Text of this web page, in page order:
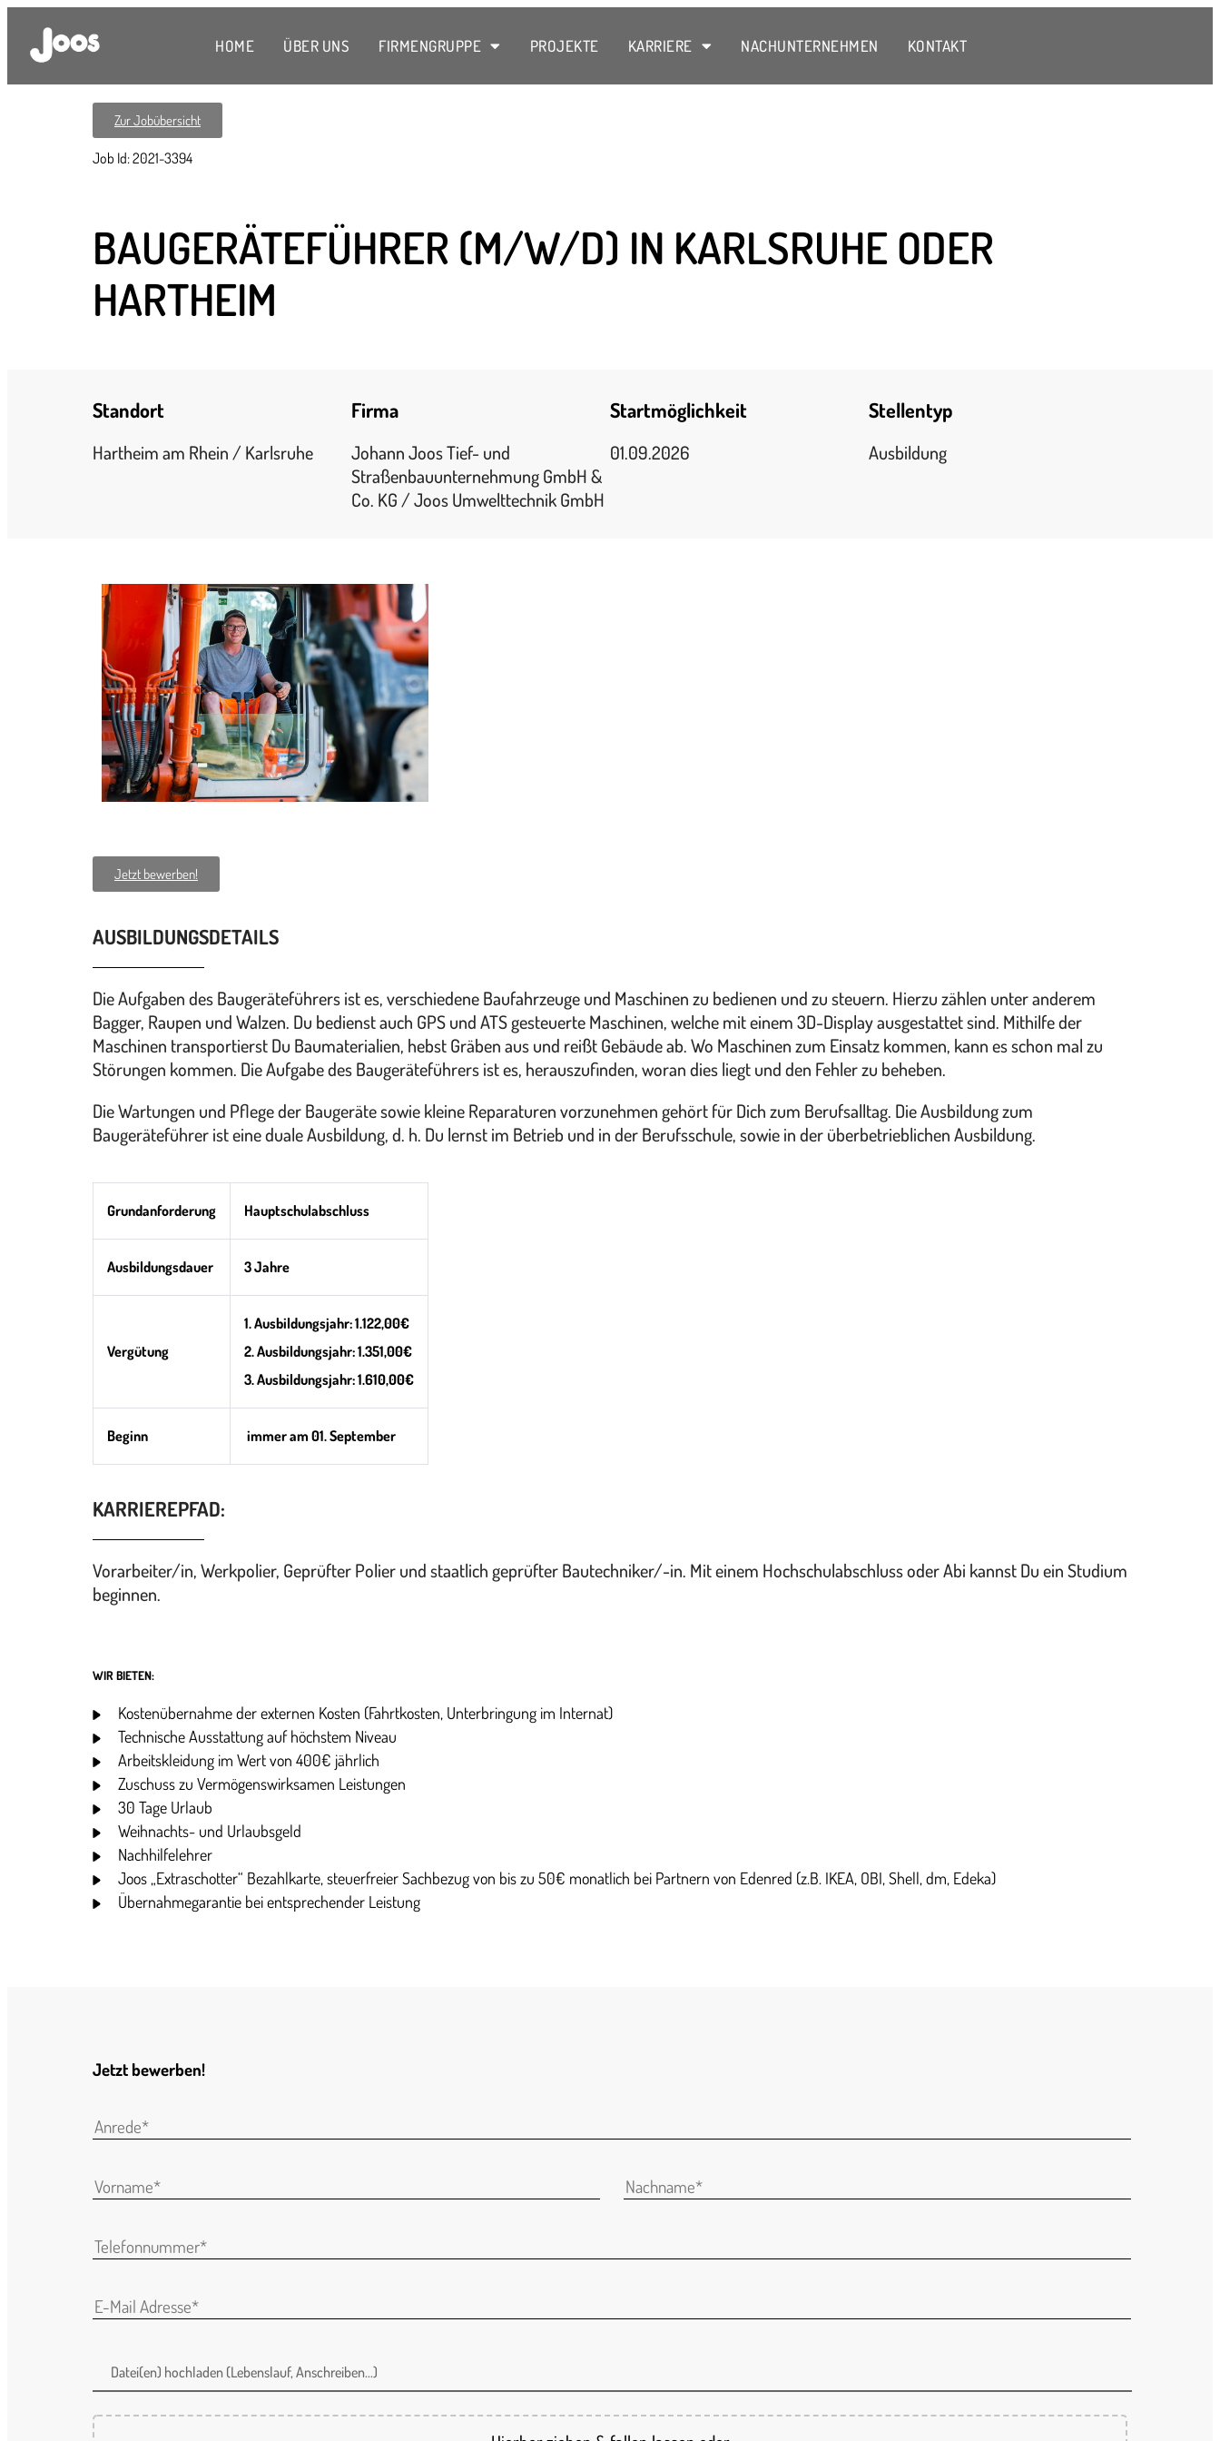
HOME ÜBER UNS FIRMENGRUPPE PROJEKTE KARRIERE NACHUNTERNEHMEN KONTAKT
Zur Jobübersicht
Job Id: 2021-3394
BAUGERÄTEFÜHRER (M/W/D) IN KARLSRUHE ODER
HARTHEIM
Standort
Hartheim am Rhein / Karlsruhe
Firma
Johann Joos Tief- und
Straßenbauunternehmung GmbH &
Co. KG / Joos Umwelttechnik GmbH
Startmöglichkeit
01.09.2026
Stellentyp
Ausbildung
Jetzt bewerben!
AUSBILDUNGSDETAILS
Die Aufgaben des Baugeräteführers ist es, verschiedene Baufahrzeuge und Maschinen zu bedienen und zu steuern. Hierzu zählen unter anderem
Bagger, Raupen und Walzen. Du bedienst auch GPS und ATS gesteuerte Maschinen, welche mit einem 3D-Display ausgestattet sind. Mithilfe der
Maschinen transportierst Du Baumaterialien, hebst Gräben aus und reißt Gebäude ab. Wo Maschinen zum Einsatz kommen, kann es schon mal zu
Störungen kommen. Die Aufgabe des Baugeräteführers ist es, herauszufinden, woran dies liegt und den Fehler zu beheben.
Die Wartungen und Pflege der Baugeräte sowie kleine Reparaturen vorzunehmen gehört für Dich zum Berufsalltag. Die Ausbildung zum
Baugeräteführer ist eine duale Ausbildung, d. h. Du lernst im Betrieb und in der Berufsschule, sowie in der überbetrieblichen Ausbildung.
Grundanforderung Hauptschulabschluss
Ausbildungsdauer 3 Jahre
Vergütung
1. Ausbildungsjahr: 1.122,00€
2. Ausbildungsjahr: 1.351,00€
3. Ausbildungsjahr: 1.610,00€
Beginn immer am 01. September
KARRIEREPFAD:
Vorarbeiter/in, Werkpolier, Geprüfter Polier und staatlich geprüfter Bautechniker/-in. Mit einem Hochschulabschluss oder Abi kannst Du ein Studium
beginnen.
WIR BIETEN:
Kostenübernahme der externen Kosten (Fahrtkosten, Unterbringung im Internat)
Technische Ausstattung auf höchstem Niveau
Arbeitskleidung im Wert von 400€ jährlich
Zuschuss zu Vermögenswirksamen Leistungen
30 Tage Urlaub
Weihnachts- und Urlaubsgeld
Nachhilfelehrer
Joos „Extraschotter“ Bezahlkarte, steuerfreier Sachbezug von bis zu 50€ monatlich bei Partnern von Edenred (z.B. IKEA, OBI, Shell, dm, Edeka)
Übernahmegarantie bei entsprechender Leistung
Jetzt bewerben!
Datei(en) hochladen (Lebenslauf, Anschreiben...)